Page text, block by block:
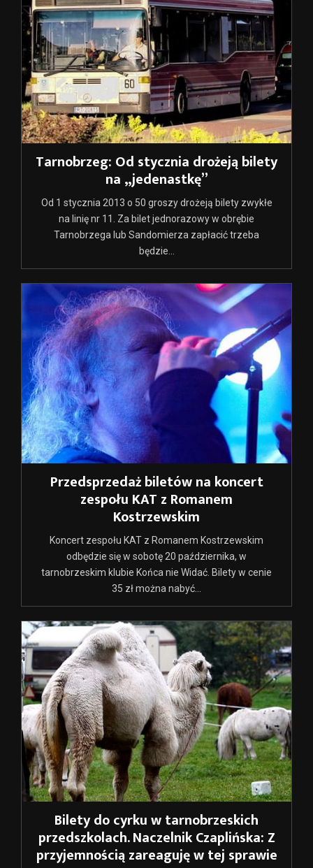
Tarnobrzeg: Od stycznia drożeją bilety
na „jedenastkę”
Od 1 stycznia 2013 o 50 groszy drożeją bilety zwykłe
na linię nr 11. Za bilet jednorazowy w obrębie
Tarnobrzega lub Sandomierza zapłacić trzeba
będzie...
Przedsprzedaż biletów na koncert
zespołu KAT z Romanem
Kostrzewskim
Koncert zespołu KAT z Romanem Kostrzewskim
odbędzie się w sobotę 20 października, w
tarnobrzeskim klubie Końca nie Widać. Bilety w cenie
35 zł można nabyć...
Bilety do cyrku w tarnobrzeskich
przedszkolach. Naczelnik Czaplińska: Z
przyjemnością zareaguję w tej sprawie